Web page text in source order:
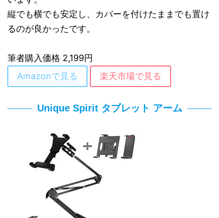
縦でも横でも安定し、カバーを付けたままでも置け
るのが良かったです。
筆者購入価格 2,199円
Amazonで見る
楽天市場で見る
Unique Spirit タブレット アーム